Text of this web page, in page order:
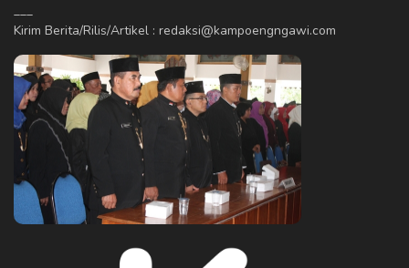
___
Kirim Berita/Rilis/Artikel : redaksi@kampoengngawi.com